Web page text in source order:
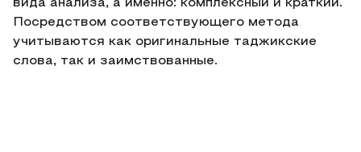
вида анализа, а именно: комплексный и краткий.
Посредством соответствующего метода
учитываются как оригинальные таджикские
слова, так и заимствованные.